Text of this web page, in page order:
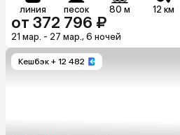
линия песок 80 м 12 км
от 372 796 ₽
21 мар. - 27 мар., 6 ночей
Кешбэк + 12 482